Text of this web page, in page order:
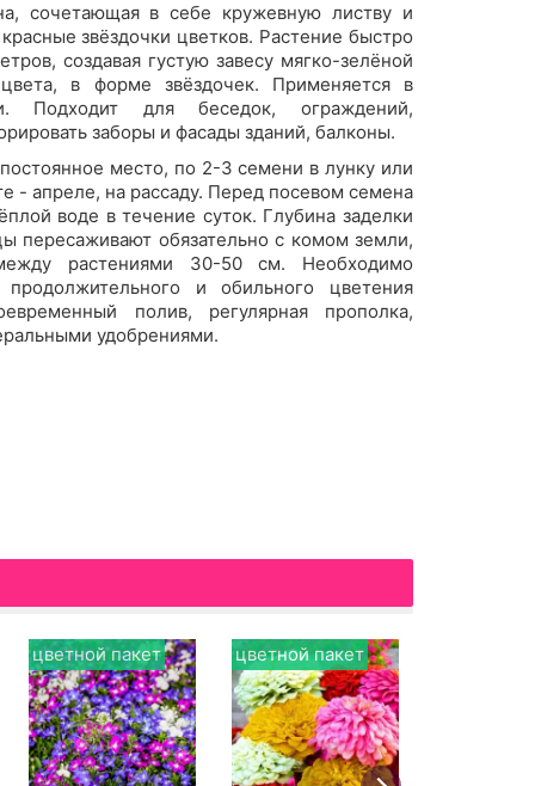
сочетающая в себе кружевную листву и
звёздочки цветков. Растение быстро
создавая густую завесу мягко-зелёной
в форме звёздочек. Применяется в
Подходит для беседок, ограждений,
заборы и фасады зданий, балконы.
место, по 2-3 семени в лунку или
- апреле, на рассаду. Перед посевом семена
воде в течение суток. Глубина заделки
пересаживают обязательно с комом земли,
растениями 30-50 см. Необходимо
и обильного цветения
полив, регулярная прополка,
удобрениями.
цветной пакет цветной пакет